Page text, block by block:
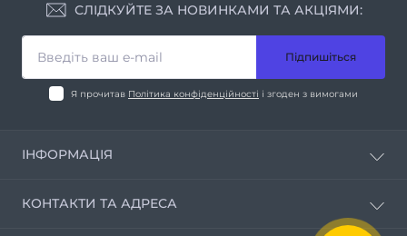
СЛІДКУЙТЕ ЗА НОВИНКАМИ ТА АКЦІЯМИ:
Підпишіться
Я прочитав Політика конфіденційності і згоден з вимогами
ІНФОРМАЦІЯ
Умови співпраці
КОНТАКТИ ТА АДРЕСА